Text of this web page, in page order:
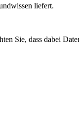
liefert.
Sie, dass dabei